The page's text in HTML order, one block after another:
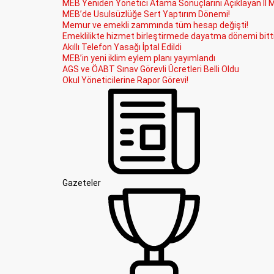
MEB Yeniden Yönetici Atama Sonuçlarını Açıklayan İl
MEB’de Usulsüzlüğe Sert Yaptırım Dönemi!
Memur ve emekli zammında tüm hesap değişti!
Emeklilikte hizmet birleştirmede dayatma dönemi
Akıllı Telefon Yasağı İptal Edildi
MEB’in yeni iklim eylem planı yayımlandı
AGS ve ÖABT Sınav Görevli Ücretleri Belli Oldu
Okul Yöneticilerine Rapor Görevi!
Gazeteler